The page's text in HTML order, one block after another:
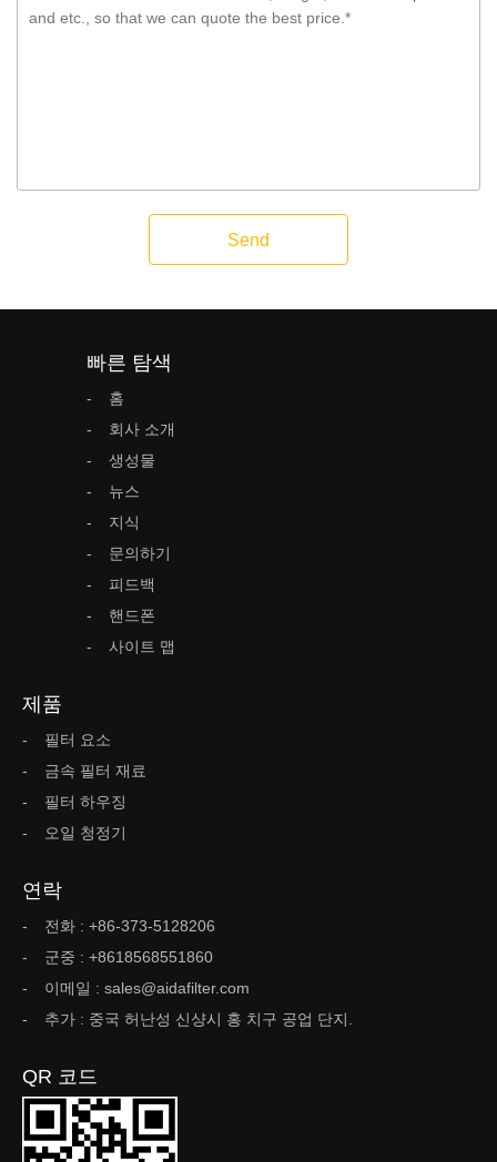
Send
빠른 탐색
홈
회사 소개
생성물
뉴스
지식
문의하기
피드백
핸드폰
사이트 맵
제품
필터 요소
금속 필터 재료
필터 하우징
오일 청정기
연락
전화 : +86-373-5128206
군중 : +8618568551860
이메일 : sales@aidafilter.com
추가 : 중국 허난성 신샹시 홍 치구 공업 단지.
QR 코드